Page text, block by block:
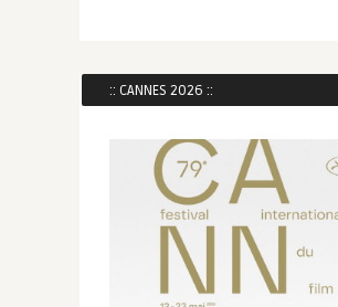
:: CANNES 2026 ::